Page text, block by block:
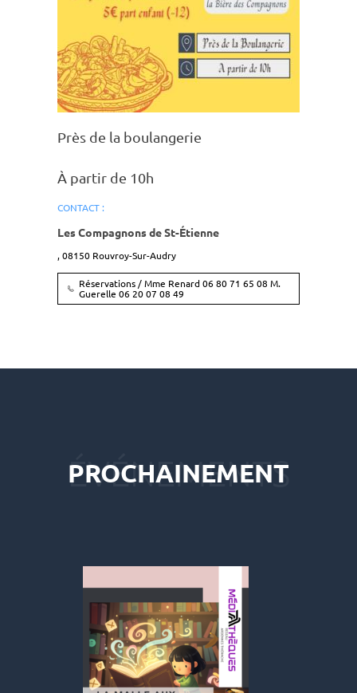
Près de la boulan­ge­rie
À partir de 10h
CONTACT :
Les Compagnons de St-Étienne
, 08150 Rouvroy-Sur-Audry
Réservations / Mme Renard 06 80 71 65 08 M.
Guerelle 06 20 07 08 49
PROCHAINEMENT